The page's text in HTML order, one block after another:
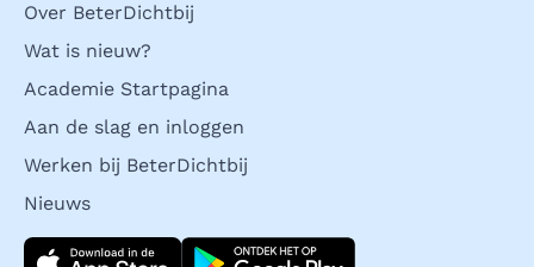
Over BeterDichtbij
Wat is nieuw?
Academie Startpagina
Aan de slag en inloggen
Werken bij BeterDichtbij
Nieuws
Download direct